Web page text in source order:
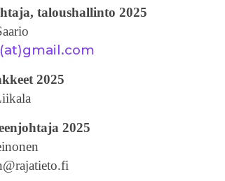
taloushallinto 2025
2025
2025